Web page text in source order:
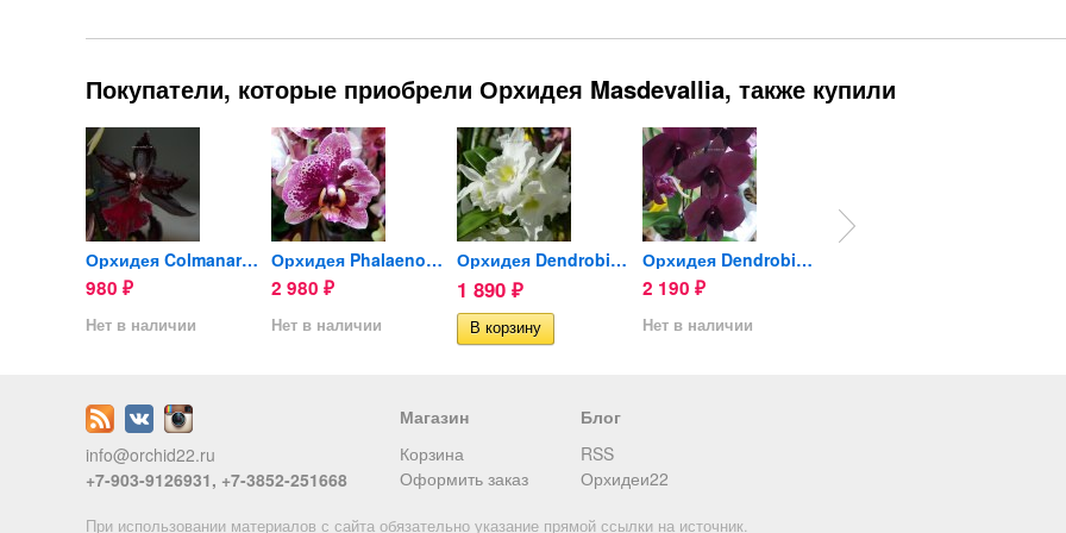
Покупатели, которые приобрели Орхидея Masdevallia, также купили
Орхидея Colmanara Massai Red
980 ₽
Нет в наличии
Орхидея Phalaenops Dream...
2 980 ₽
Нет в наличии
Орхидея Dendrobium Spring...
1 890 ₽
Орхидея Dendrobium Thailand...
2 190 ₽
Нет в наличии
info@orchid22.ru
+7-903-9126931, +7-3852-251668
Магазин
Корзина
Оформить заказ
Блог
RSS
Орхидеи22
При использовании материалов с сайта обязательно указание прямой ссылки на источник.